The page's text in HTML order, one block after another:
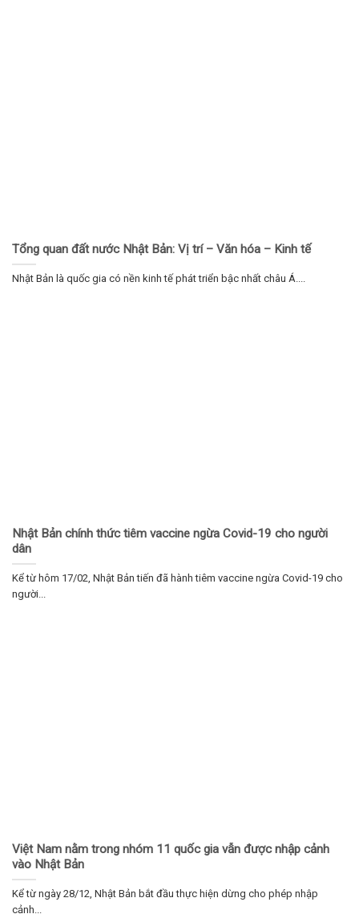
Tổng quan đất nước Nhật Bản: Vị trí – Văn hóa – Kinh tế
Nhật Bản là quốc gia có nền kinh tế phát triển bậc nhất châu Á....
Nhật Bản chính thức tiêm vaccine ngừa Covid-19 cho người
dân
Kể từ hôm 17/02, Nhật Bản tiến đã hành tiêm vaccine ngừa Covid-19 cho
người...
Việt Nam nằm trong nhóm 11 quốc gia vẫn được nhập cảnh
vào Nhật Bản
Kể từ ngày 28/12, Nhật Bản bắt đầu thực hiện dừng cho phép nhập
cảnh...